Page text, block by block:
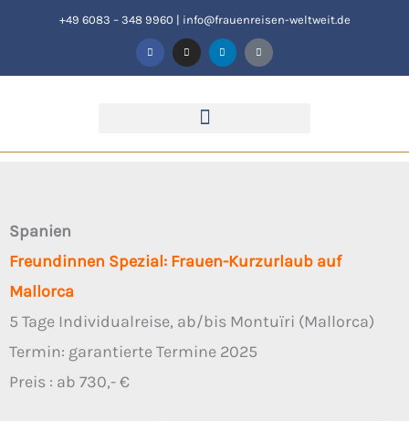
+49 6083 – 348 9960 | info@frauenreisen-weltweit.de
F
a
c
e
b
I
n
s
t
a
L
i
n
k
e
T
i
k
t
o
Spanien
Freundinnen Spezial: Frauen-Kurzurlaub auf
Mallorca
5 Tage Individualreise, ab/bis Montuïri (Mallorca)
Termin: garantierte Termine 2025
Preis : ab 730,- €